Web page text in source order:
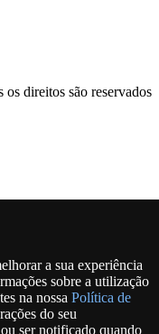
a sua experiência
sobre a utilização
na nossa Política de
do seu
ser notificado quando
os direitos são reservados